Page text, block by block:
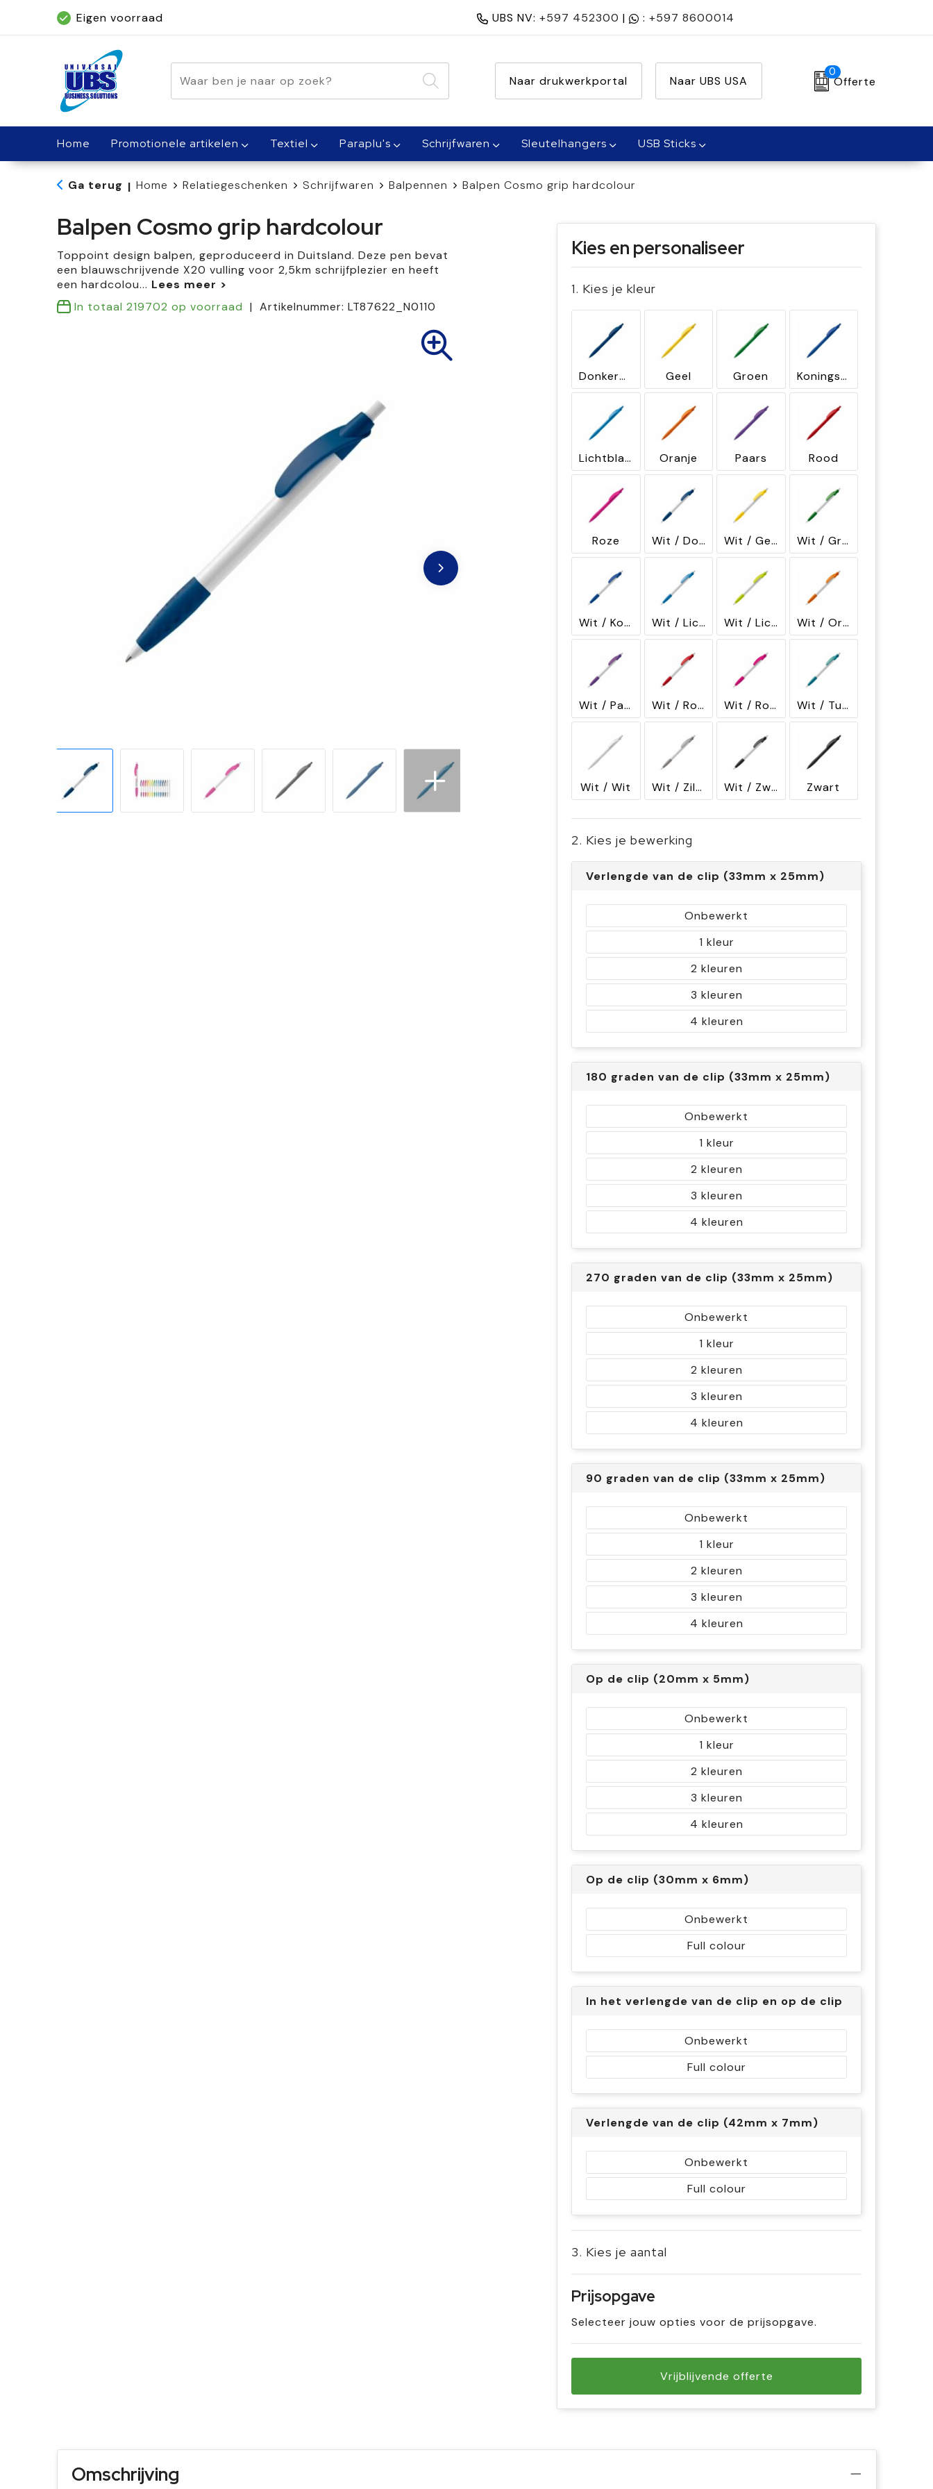
Eigen voorraad
Geleverd binnen 5 dagen, met spoed binnen 1 dag
UBS NV: +597 452300 | : +597 8600014
Naar drukwerkportal Naar UBS USA
0
Offerte
Home Promotionele artikelen Textiel Paraplu's Schrijfwaren Sleutelhangers USB Sticks
Ga terug | Home Relatiegeschenken Schrijfwaren Balpennen Balpen Cosmo grip hardcolour
Balpen Cosmo grip hardcolour
Toppoint design balpen, geproduceerd in Duitsland. Deze pen bevat
een blauwschrijvende X20 vulling voor 2,5km schrijfplezier en heeft
een hardcolou...
In totaal 219702 op voorraad Artikelnummer: LT87622_N0110
Kies en personaliseer
1. Kies je kleur
Donkerblauw Geel Groen Koningsblauw
Lichtblauw Oranje Paars Rood
Roze Wit / Donkerblauw Wit / Geel Wit / Groen
Wit / Koningsblauw Wit / Lichtblauw Wit / Lichtgroen Wit / Oranje
Wit / Paars Wit / Rood Wit / Roze Wit / Turquoise
Wit / Wit Wit / Zilver Wit / Zwart Zwart
2. Kies je bewerking
Verlengde van de clip (33mm x 25mm)
Onbewerkt
1
2
3
4
180 graden van de clip (33mm x 25mm)
Onbewerkt
1
2
3
4
270 graden van de clip (33mm x 25mm)
Onbewerkt
1
2
3
4
90 graden van de clip (33mm x 25mm)
Onbewerkt
1
2
3
4
Op de clip (20mm x 5mm)
Onbewerkt
1
2
3
4
Op de clip (30mm x 6mm)
Onbewerkt
Full colour
In het verlengde van de clip en op de clip (72mm x
Onbewerkt
Full colour
Verlengde van de clip (42mm x 7mm)
Onbewerkt
Full colour
3. Kies je aantal
Prijsopgave
Selecteer jouw opties voor de prijsopgave.
Vrijblijvende offerte
Omschrijving